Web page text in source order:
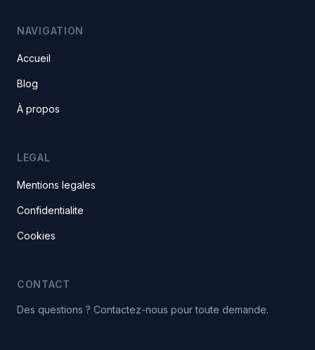
NAVIGATION
Accueil
Blog
À propos
LEGAL
Mentions legales
Confidentialite
Cookies
CONTACT
Des questions ? Contactez-nous pour toute demande.